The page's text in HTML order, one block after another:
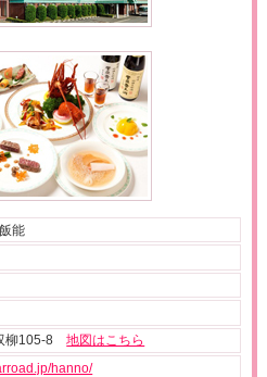
能
柳105-8地図はこちら
hanno/